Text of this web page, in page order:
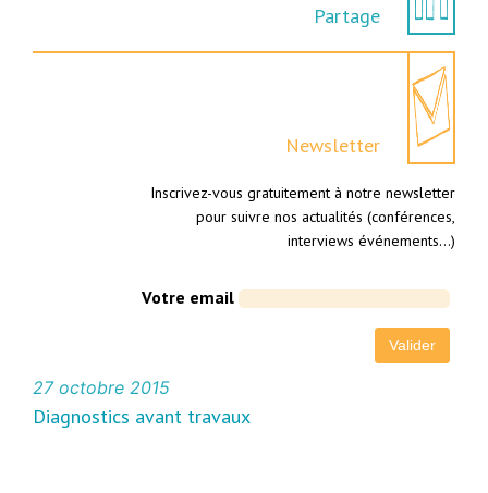
Partage
Newsletter
Inscrivez-vous gratuitement à notre newsletter
pour suivre nos actualités (conférences,
interviews événements…)
Votre email
27 octobre 2015
Diagnostics avant travaux